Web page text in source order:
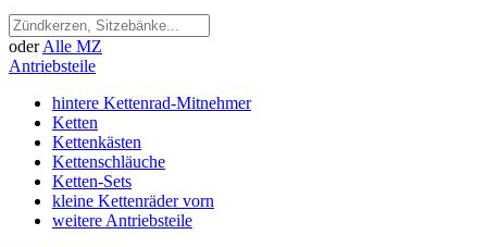
oder Alle MZ
Antriebsteile
hintere Kettenrad-Mitnehmer
Ketten
Kettenkästen
Kettenschläuche
Ketten-Sets
kleine Kettenräder vorn
weitere Antriebsteile